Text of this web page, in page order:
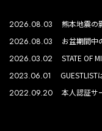
2026.08.03 熊本地震の
2026.08.03 お盆期間中
2026.03.02 STATE OF
2023.06.01 GUESTLIST
2022.09.20 本人認証サ